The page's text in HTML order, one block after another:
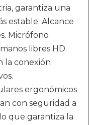
garantiza una
estable. Alcance
Micrófono
libres HD.
la conexión
ergonómicos
con seguridad a
que garantiza la